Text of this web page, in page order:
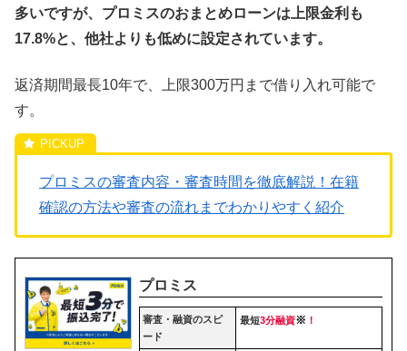
多いですが、プロミスのおまとめローンは上限金利も
17.8%と、他社よりも低めに設定されています。
返済期間最長10年で、上限300万円まで借り入れ可能で
す。
プロミスの審査内容・審査時間を徹底解説！在籍
確認の方法や審査の流れまでわかりやすく紹介
プロミス
審査・融資のスピ
ード
最短3分融資※ ！